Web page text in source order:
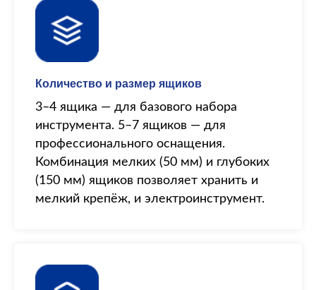
Количество и размер ящиков
3–4 ящика — для базового набора
инструмента. 5–7 ящиков — для
профессионального оснащения.
Комбинация мелких (50 мм) и глубоких
(150 мм) ящиков позволяет хранить и
мелкий крепёж, и электроинструмент.